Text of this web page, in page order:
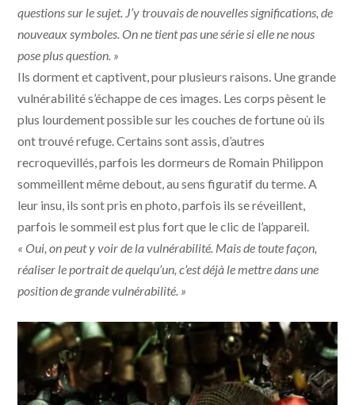
questions sur le sujet. J’y trouvais de nouvelles significations, de
nouveaux symboles. On ne tient pas une série si elle ne nous
pose plus question. »
Ils dorment et captivent, pour plusieurs raisons. Une grande
vulnérabilité s’échappe de ces images. Les corps pèsent le
plus lourdement possible sur les couches de fortune où ils
ont trouvé refuge. Certains sont assis, d’autres
recroquevillés, parfois les dormeurs de Romain Philippon
sommeillent même debout, au sens figuratif du terme. A
leur insu, ils sont pris en photo, parfois ils se réveillent,
parfois le sommeil est plus fort que le clic de l’appareil.
« Oui, on peut y voir de la vulnérabilité. Mais de toute façon,
réaliser le portrait de quelqu’un, c’est déjà le mettre dans une
position de grande vulnérabilité. »